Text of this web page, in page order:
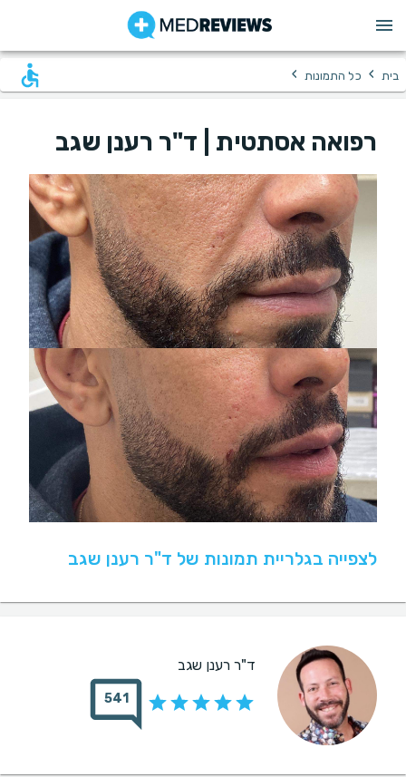
בית › כל התמונות ›
רפואה אסתטית | ד"ר רענן שגב
לצפייה בגלריית תמונות של ד"ר רענן שגב
ד"ר רענן שגב
541